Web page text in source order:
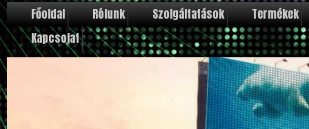
Főoldal Rólunk Szolgáltatások
Termékek
Kapcsolat